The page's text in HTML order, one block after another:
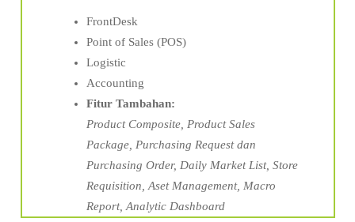
FrontDesk
Point of Sales (POS)
Logistic
Accounting
Fitur Tambahan:
Product Composite, Product Sales
Package, Purchasing Request dan
Purchasing Order, ⁠Daily Market List, ⁠⁠Store
Requisition, Aset Management, Macro
Report, ⁠Analytic Dashboard